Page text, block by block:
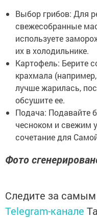
Выбор грибов: Для
свежесобранные
используете
их в холодильнике.
Картофель: Берите
крахмала
лучше жарилась,
обсушите ее.
Подача: Подавайте
чесноком и свежим
сочетание для
Фото
Следите за
Telegram-канале